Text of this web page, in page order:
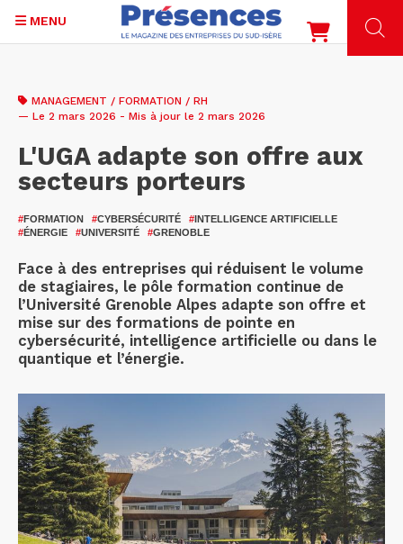
contenu
MENU
MANAGEMENT / FORMATION / RH
— Le 2 mars 2026 - Mis à jour le 2 mars 2026
L'UGA adapte son offre aux
secteurs porteurs
#FORMATION #CYBERSÉCURITÉ #INTELLIGENCE ARTIFICIELLE
#ÉNERGIE #UNIVERSITÉ #GRENOBLE
Face à des entreprises qui réduisent le volume
de stagiaires, le pôle formation continue de
l’Université Grenoble Alpes adapte son offre et
mise sur des formations de pointe en
cybersécurité, intelligence artificielle ou dans le
quantique et l’énergie.